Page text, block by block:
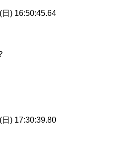
日) 16:50:45.64
日) 17:30:39.80